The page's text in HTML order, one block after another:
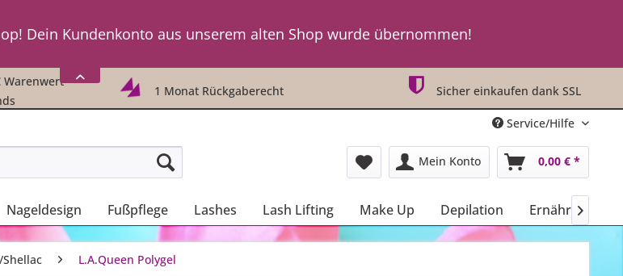
Dein Kundenkonto aus unserem alten Shop wurde übernommen!
Warenwert -
1 Monat Rückgaberecht Sicher einkaufen dank SSL
Service/Hilfe
Mein Konto 0,00 € *
Nageldesign Fußpflege Lashes Lash Lifting Make Up Depilation Ernährung

Shellac L.A.Queen Polygel